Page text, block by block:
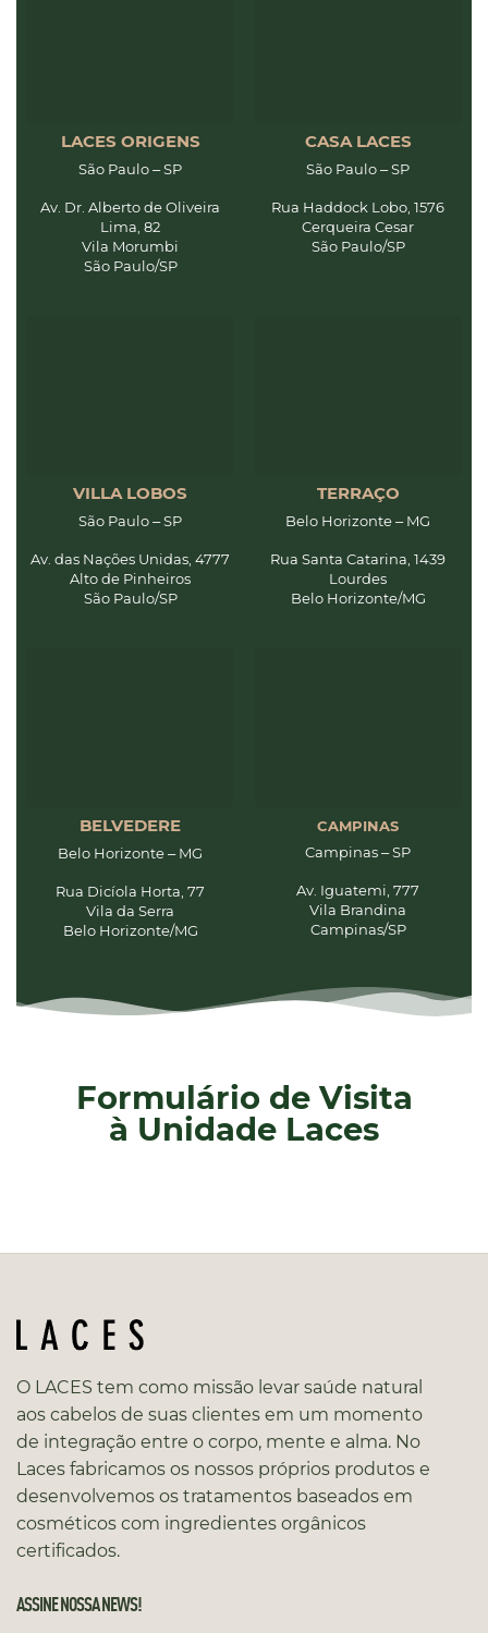
LACES ORIGENS
São Paulo – SP
Av. Dr. Alberto de Oliveira
Lima, 82
Vila Morumbi
São Paulo/SP
CASA LACES
São Paulo – SP
Rua Haddock Lobo, 1576
Cerqueira Cesar
São Paulo/SP
VILLA LOBOS
São Paulo – SP
Av. das Nações Unidas, 4777
Alto de Pinheiros
São Paulo/SP
TERRAÇO
Belo Horizonte – MG
Rua Santa Catarina, 1439
Lourdes
Belo Horizonte/MG
BELVEDERE
Belo Horizonte – MG
Rua Dicíola Horta, 77
Vila da Serra
Belo Horizonte/MG
CAMPINAS
Campinas – SP
Av. Iguatemi, 777
Vila Brandina
Campinas/SP
Formulário de Visita
à Unidade Laces
O LACES tem como missão levar saúde natural
aos cabelos de suas clientes em um momento
de integração entre o corpo, mente e alma. No
Laces fabricamos os nossos próprios produtos e
desenvolvemos os tratamentos baseados em
cosméticos com ingredientes orgânicos
certificados.
ASSINE NOSSA NEWS!